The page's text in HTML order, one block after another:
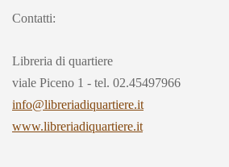
Contatti:
Libreria di quartiere
viale Piceno 1 - tel. 02.45497966
info@libreriadiquartiere.it
www.libreriadiquartiere.it